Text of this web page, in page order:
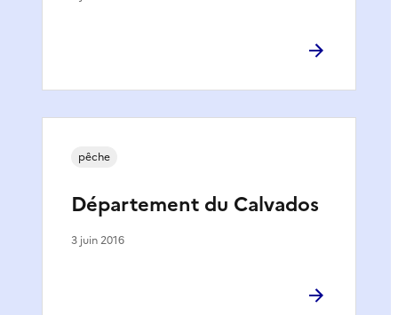
Département du Calvados
pêche
3 juin 2016